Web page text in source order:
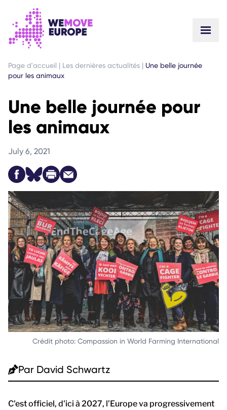
ALLER AU CONTENU PRINCIPAL
PASSER À LA NAVIGATION EN PIED DE PAGE
Page d'accueil | Les dernières actualités | Une belle journée
pour les animaux
Une belle journée pour
les animaux
July 6, 2021
Crédit photo: Compassion in World Farming International
Par David Schwartz
C'est officiel, d'ici à 2027, l’Europe va progressivement